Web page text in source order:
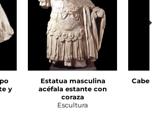
y
Estatua masculina
acéfala estante con
coraza
Escultura